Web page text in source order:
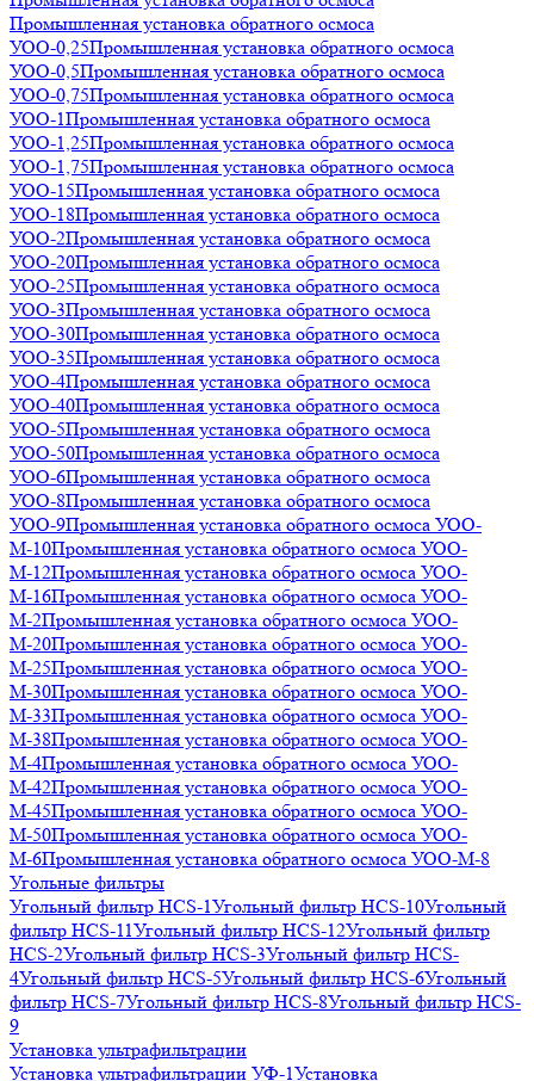
Промышленная установка обратного осмоса
УОО-0,25Промышленная установка обратного осмоса
УОО-0,5Промышленная установка обратного осмоса
УОО-0,75Промышленная установка обратного осмоса
УОО-1Промышленная установка обратного осмоса
УОО-1,25Промышленная установка обратного осмоса
УОО-1,75Промышленная установка обратного осмоса
УОО-15Промышленная установка обратного осмоса
УОО-18Промышленная установка обратного осмоса
УОО-2Промышленная установка обратного осмоса
УОО-20Промышленная установка обратного осмоса
УОО-25Промышленная установка обратного осмоса
УОО-3Промышленная установка обратного осмоса
УОО-30Промышленная установка обратного осмоса
УОО-35Промышленная установка обратного осмоса
УОО-4Промышленная установка обратного осмоса
УОО-40Промышленная установка обратного осмоса
УОО-5Промышленная установка обратного осмоса
УОО-50Промышленная установка обратного осмоса
УОО-6Промышленная установка обратного осмоса
УОО-8Промышленная установка обратного осмоса
УОО-9Промышленная установка обратного осмоса УОО-
М-10Промышленная установка обратного осмоса УОО-
М-12Промышленная установка обратного осмоса УОО-
М-16Промышленная установка обратного осмоса УОО-
М-2Промышленная установка обратного осмоса УОО-
М-20Промышленная установка обратного осмоса УОО-
М-25Промышленная установка обратного осмоса УОО-
М-30Промышленная установка обратного осмоса УОО-
М-33Промышленная установка обратного осмоса УОО-
М-38Промышленная установка обратного осмоса УОО-
М-4Промышленная установка обратного осмоса УОО-
М-42Промышленная установка обратного осмоса УОО-
М-45Промышленная установка обратного осмоса УОО-
М-50Промышленная установка обратного осмоса УОО-
М-6Промышленная установка обратного осмоса УОО-М-8
Угольные фильтры
Угольный фильтр HСS-1Угольный фильтр HСS-10Угольный
фильтр HСS-11Угольный фильтр HСS-12Угольный фильтр
HСS-2Угольный фильтр HСS-3Угольный фильтр HСS-
4Угольный фильтр HСS-5Угольный фильтр HСS-6Угольный
фильтр HСS-7Угольный фильтр HСS-8Угольный фильтр HСS-
9
Установка ультрафильтрации
Установка ультрафильтрации УФ-1Установка